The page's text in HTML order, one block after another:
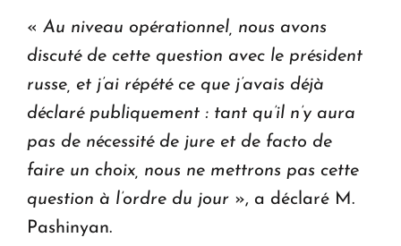
« Au niveau opérationnel, nous avons
discuté de cette question avec le président
russe, et j’ai répété ce que j’avais déjà
déclaré publiquement : tant qu’il n’y aura
pas de nécessité de jure et de facto de
faire un choix, nous ne mettrons pas cette
question à l’ordre du jour », a déclaré M.
Pashinyan.